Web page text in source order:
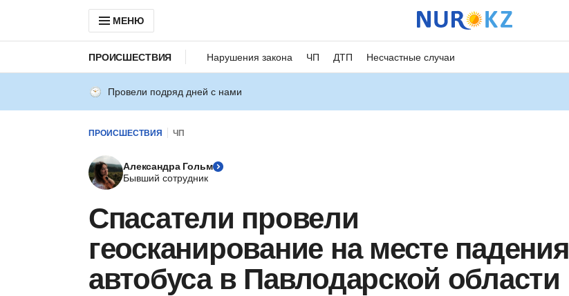
МЕНЮ
ПРОИСШЕСТВИЯ Нарушения закона ЧП ДТП Несчастные случаи
Провели подряд дней с нами
ПРОИСШЕСТВИЯ ЧП
Александра Гольм
Бывший сотрудник
Спасатели провели
геосканирование на месте падения
автобуса в Павлодарской области